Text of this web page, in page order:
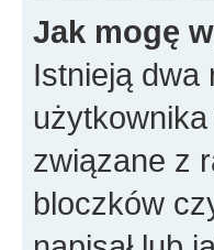
Jak mogę
Istnieją dwa
związane z
bloczków